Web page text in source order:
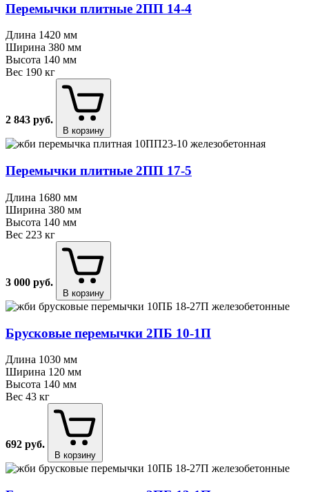
Перемычки плитные 2ПП 14⁠-⁠4
Длина 1420 мм
Ширина 380 мм
Высота 140 мм
Вес 190 кг
2 843 руб.
В корзину
Перемычки плитные 2ПП 17⁠-⁠5
Длина 1680 мм
Ширина 380 мм
Высота 140 мм
Вес 223 кг
3 000 руб.
В корзину
Брусковые перемычки 2ПБ 10⁠-⁠1П
Длина 1030 мм
Ширина 120 мм
Высота 140 мм
Вес 43 кг
692 руб.
В корзину